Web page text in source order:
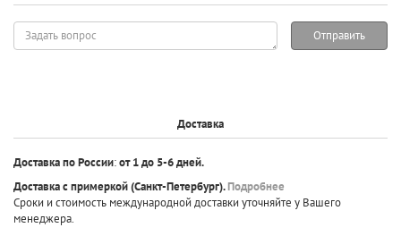
Задать
вопрос
Отправить
Доставка
Доставка по России:от 1 до 5-6 дней.
Доставка с примеркой(Санкт-Петербург).Подробнее
Сроки и стоимость международной доставки уточняйте у Вашего
менеджера.